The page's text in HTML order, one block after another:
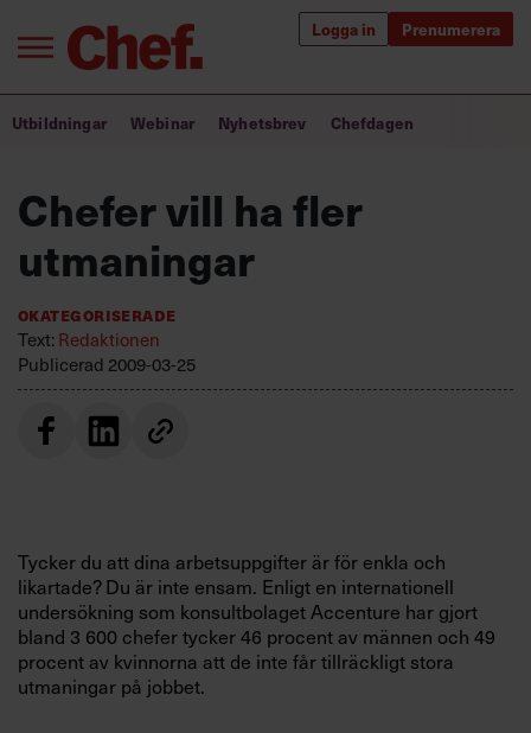
Logga in Prenumerera
Annonsera
Villkor och policy för
personuppgiftsbehandling
Sök
efter:
Bra ledare förändrar världen
Utbildning för ledare
Chefakademin+
Populära utbildningar
Utbildningar Webinar Nyhetsbrev Chefdagen
Chefer vill ha fler
utmaningar
Okategoriserade
Text: Redaktionen
Publicerad 2009-03-25
Tycker du att dina arbetsuppgifter är för enkla och
likartade? Du är inte ensam. Enligt en internationell
undersökning som konsultbolaget Accenture har gjort
bland 3 600 chefer tycker 46 procent av männen och 49
procent av kvinnorna att de inte får tillräckligt stora
utmaningar på jobbet.